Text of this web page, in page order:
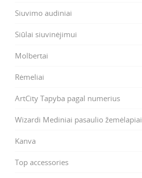
Siuvimo audiniai
Siūlai siuvinėjimui
Molbertai
Rėmeliai
ArtCity Tapyba pagal numerius
Wizardi Mediniai pasaulio žemėlapiai
Kanva
Top accessories